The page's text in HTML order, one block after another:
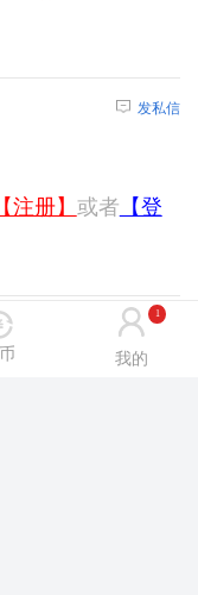
发私信
【注册】 或者 【登
发私信
我的
1